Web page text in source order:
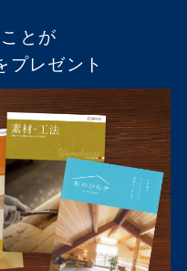
とが
プレゼント